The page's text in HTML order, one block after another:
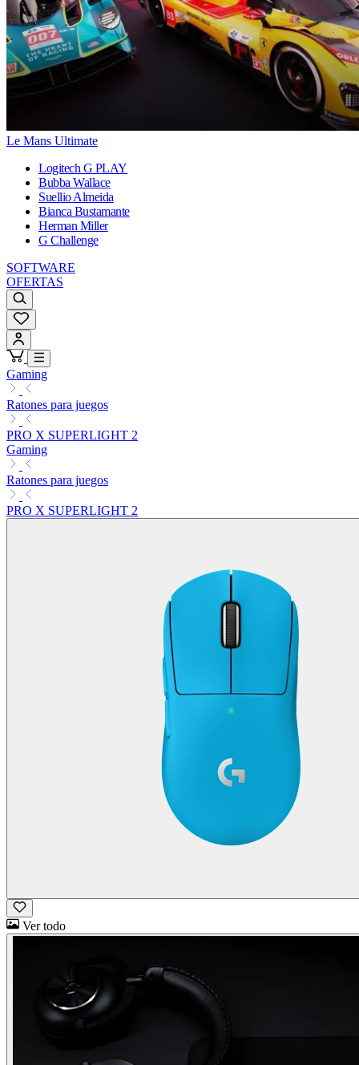
Le Mans Ultimate
Logitech G PLAY
Bubba Wallace
Suellio Almeida
Bianca Bustamante
Herman Miller
G Challenge
SOFTWARE
OFERTAS
Gaming
Ratones para juegos
PRO X SUPERLIGHT 2
Gaming
Ratones para juegos
PRO X SUPERLIGHT 2
Ver todo